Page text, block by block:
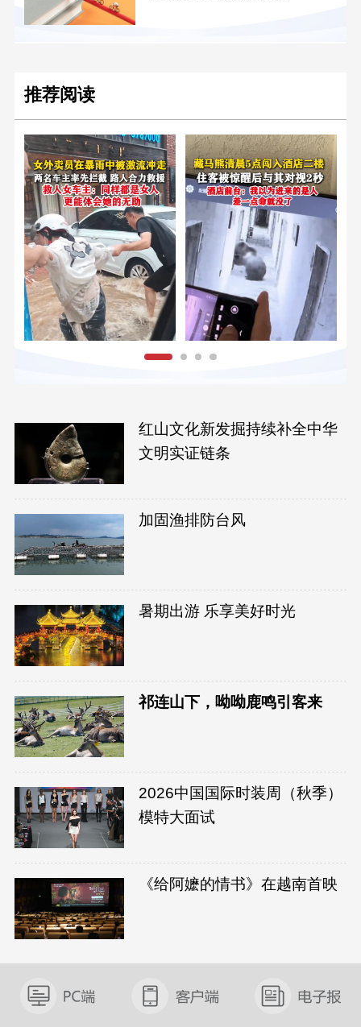
推荐阅读
红山文化新发掘持续补全中华
文明实证链条
加固渔排防台风
暑期出游 乐享美好时光
祁连山下，呦呦鹿鸣引客来
2026中国国际时装周（秋季）
模特大面试
《给阿嬷的情书》在越南首映